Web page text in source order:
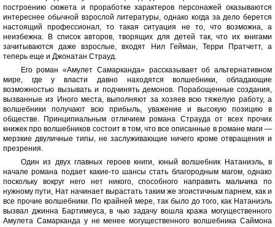
построению сюжета и проработке характеров персонажей оказываются
интереснее обычной взрослой литературы, однако когда за дело берется
настоящий профессионал, то такая ситуация не то, что возможна, а
неизбежна. В список авторов, творящих для детей так, что их книгами
зачитываются даже взрослые, входят Нил Гейман, Терри Пратчетт, а
теперь еще и Джонатан Страуд.
Его роман «Амулет Самарканда» рассказывает об альтернативном
мире, где у власти давно находятся волшебники, обладающие
возможностью вызывать и подчинять демонов. Порабощенные создания,
вызванные из Иного места, выполняют за хозяев всю тяжелую работу, а
волшебники получают всю прибыль, уважение и высокую позицию в
обществе. Принципиальным отличием романа Страуда от всех прочих
книжек про волшебников состоит в том, что все описанные в романе маги —
мерзкие двуличные типы, не заслуживающие ничего кроме отвращения и
презрения.
Один из двух главных героев книги, юный волшебник Натаниэль, в
начале романа подает какие-то шансы стать благородным магом, однако
поскольку вокруг него нет никого, способного направить мальчика по
нужному пути, Нат начинает вырастать таким же эгоистичным парнем, как и
все прочие волшебники. По крайней мере, так было до того, как Натаниэль
вызвал джинна Бартимеуса, в чью задачу вошла кража могущественного
Амулета Самарканда у не менее могущественного волшебника Саймона